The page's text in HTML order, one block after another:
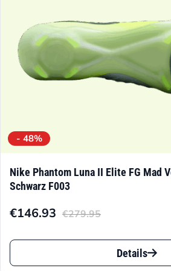
Produktseite
gewählt
werden
- 48%
Nike Phantom Luna II Elite FG Mad
Schwarz F003
€279.95
Ursprünglicher
Preis
€146.93
Aktueller
Preis
Dieses
Produkt
Details